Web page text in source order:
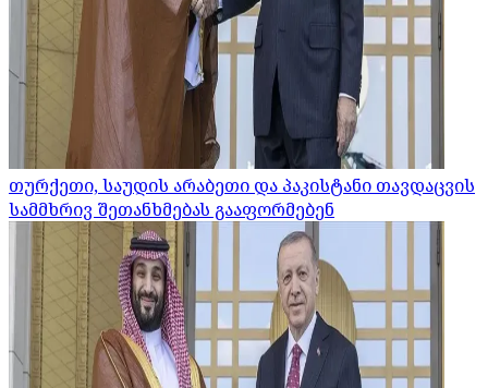
თურქეთი, საუდის არაბეთი და პაკისტანი თავდაცვის
სამმხრივ შეთანხმებას გააფორმებენ